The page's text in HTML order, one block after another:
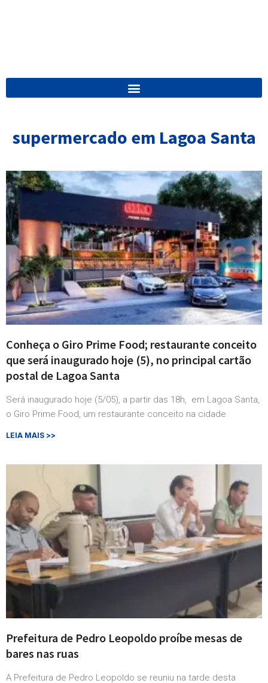
supermercado em Lagoa Santa
Conheça o Giro Prime Food; restaurante conceito
que será inaugurado hoje (5), no principal cartão
postal de Lagoa Santa
Será inaugurado hoje (5/05), a partir das 18h, em Lagoa Santa,
o Giro Prime Food, um restaurante conceito na cidade
LEIA MAIS >>
Prefeitura de Pedro Leopoldo proíbe mesas de
bares nas ruas
A Prefeitura de Pedro Leopoldo se reuniu na tarde desta